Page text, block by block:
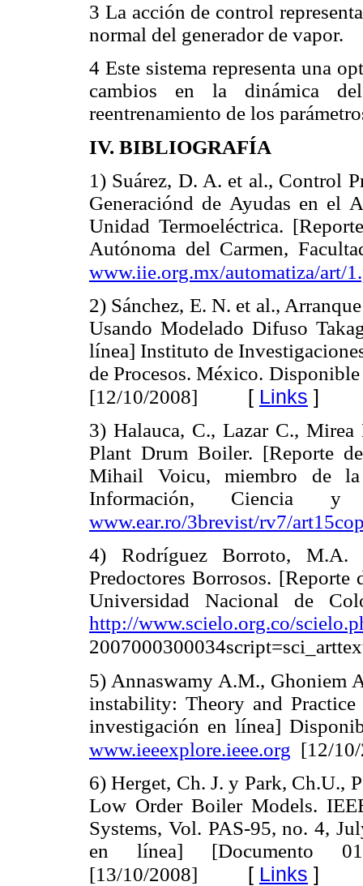
3 La acción de control
normal del generador de vapor.
4 Este sistema representa una
cambios en la dinámica
reentrenamiento de los
IV. BIBLIOGRAFÍA
1) Suárez, D. A. et al., Control
Generaciónd de Ayudas en el
Unidad Termoeléctrica.
Autónoma del Carmen,
www.iie.org.mx/automatiza/art/
2) Sánchez, E. N. et al.,
Usando Modelado Difuso
línea] Instituto de
de Procesos. México.
[12/10/2008]
[ Links ]
3) Halauca, C., Lazar C.,
Plant Drum Boiler. [Reporte
Mihail Voicu, miembro de
Información, Ciencia
www.ear.ro/3brevist/rv7/
4) Rodríguez Borroto, M.A.
Predoctores Borrosos.
Universidad Nacional de
http://www.scielo.org.co/
5) Annaswamy A.M., Ghoniem
instability: Theory and
investigación en línea]
www.ieeexplore.ieee.org [12/
6) Herget, Ch. J. y Park, Ch.U.,
Low Order Boiler Models.
Systems, Vol. PAS-95, no. 4,
en línea] [Documento
[13/10/2008]
[ Links ]